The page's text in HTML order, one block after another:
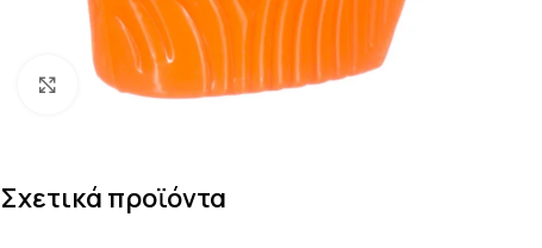
Κάντε κλικ για μεγέθυνση
Σχετικά προϊόντα